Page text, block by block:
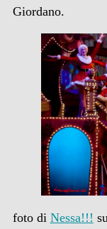
Giordano.
foto di Nessa!!!